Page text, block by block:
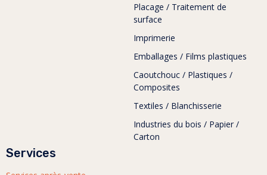
Placage / Traitement de
surface
Imprimerie
Emballages / Films plastiques
Caoutchouc / Plastiques /
Composites
Textiles / Blanchisserie
Industries du bois / Papier /
Carton
Services